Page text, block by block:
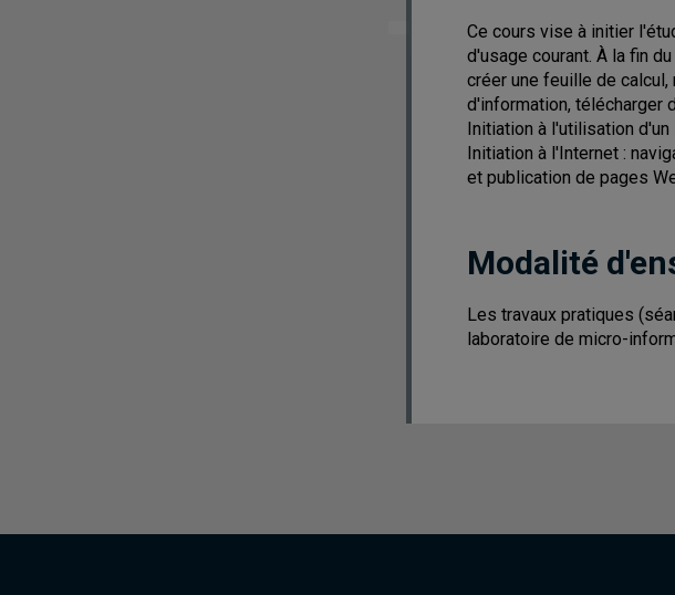
Ce cours vise à initier
d'usage courant. À la fin
créer une feuille de
d'information, télécharger
Initiation à l'utilisation
Initiation à l'Internet :
et publication de pages
Modalité
Les travaux pratiques
laboratoire de micro-